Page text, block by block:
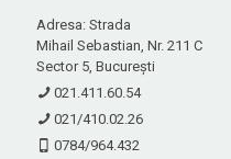
Adresa: Strada
Mihail Sebastian, Nr. 211 C
Sector 5, București
021.411.60.54
021/410.02.26
0784/964.432